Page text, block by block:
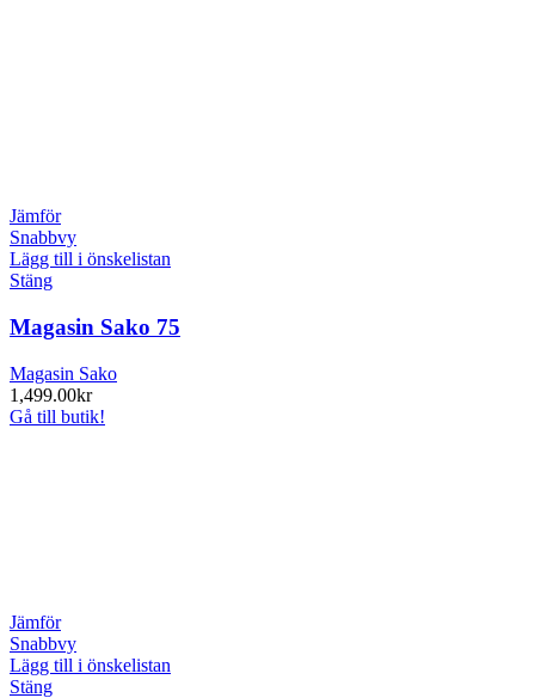
Jämför
Snabbvy
Lägg till i önskelistan
Stäng
Magasin Sako 75
Magasin Sako
1,499.00kr
Gå till butik!
Jämför
Snabbvy
Lägg till i önskelistan
Stäng